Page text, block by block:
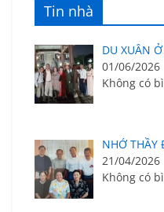
Tin nhà
DU XUÂN
01/06/2026
Không có
NHỚ THẦY
21/04/2026
Không có